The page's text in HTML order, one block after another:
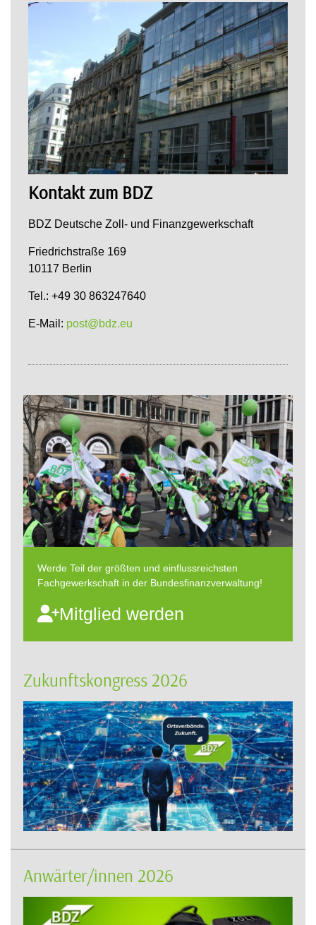
Kontakt zum BDZ
BDZ Deutsche Zoll- und Finanzgewerkschaft
Friedrichstraße 169
10117 Berlin
Tel.: +49 30 863247640
E-Mail: post@bdz.eu
Werde Teil der größten und einflussreichsten
Fachgewerkschaft in der Bundesfinanzverwaltung!
Mitglied werden
Zukunftskongress 2026
Anwärter/innen 2026